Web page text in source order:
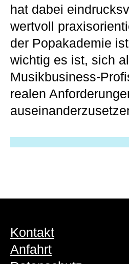
hat dabei
wertvoll
der Popakademie
wichtig es ist, sich
Musikbusiness-
realen
Kontakt
Anfahrt